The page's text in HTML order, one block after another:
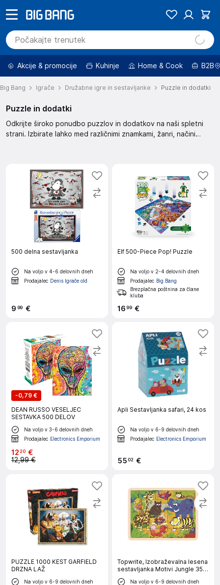
Akcije & promocije Kuhinje Home & Cook B2B
Big Bang Igrače Družabne igre in sestavljanke Puzzle in dodatki
Puzzle in dodatki
Odkrijte široko ponudbo puzzlov in dodatkov na naši spletni
strani. Izbirate lahko med različnimi znamkami, žanri, načini
internetno povezavo.
500 delna sestavljanka
Na voljo v 4-6 delovnih dneh
Prodajalec Denis Igrače old
9 99 €
Elf 500-Piece Pop! Puzzle
Na voljo v 2-4 delovnih dneh
Prodajalec Big Bang
Brezplačna poštnina za člane
kluba
1699 €
-0,79 €
DEAN RUSSO VESELJEC
SESTAVKA 500 DELOV
Na voljo v 3-6 delovnih dneh
Prodajalec Electronics Emporium
12 20 €
12,99 €
Apli Sestavljanka safari, 24 kos
Na voljo v 6-9 delovnih dneh
Prodajalec Electronics Emporium
5502 €
PUZZLE 1000 KEST GARFIELD
DRZNA LAŽ
Na voljo v 6-9 delovnih dneh
Topwrite, Izobraževalna lesena
sestavljanka Motivi Jungle 35
kosov z okvirjem, Večbarvna
Na voljo v 6-9 delovnih dneh